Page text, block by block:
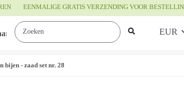
EENMALIGE GRATIS VERZENDING VOOR
EUR
bijen - zaad set nr. 28